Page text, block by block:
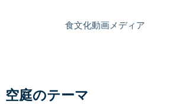
食文化動画メディア
空庭のテーマ